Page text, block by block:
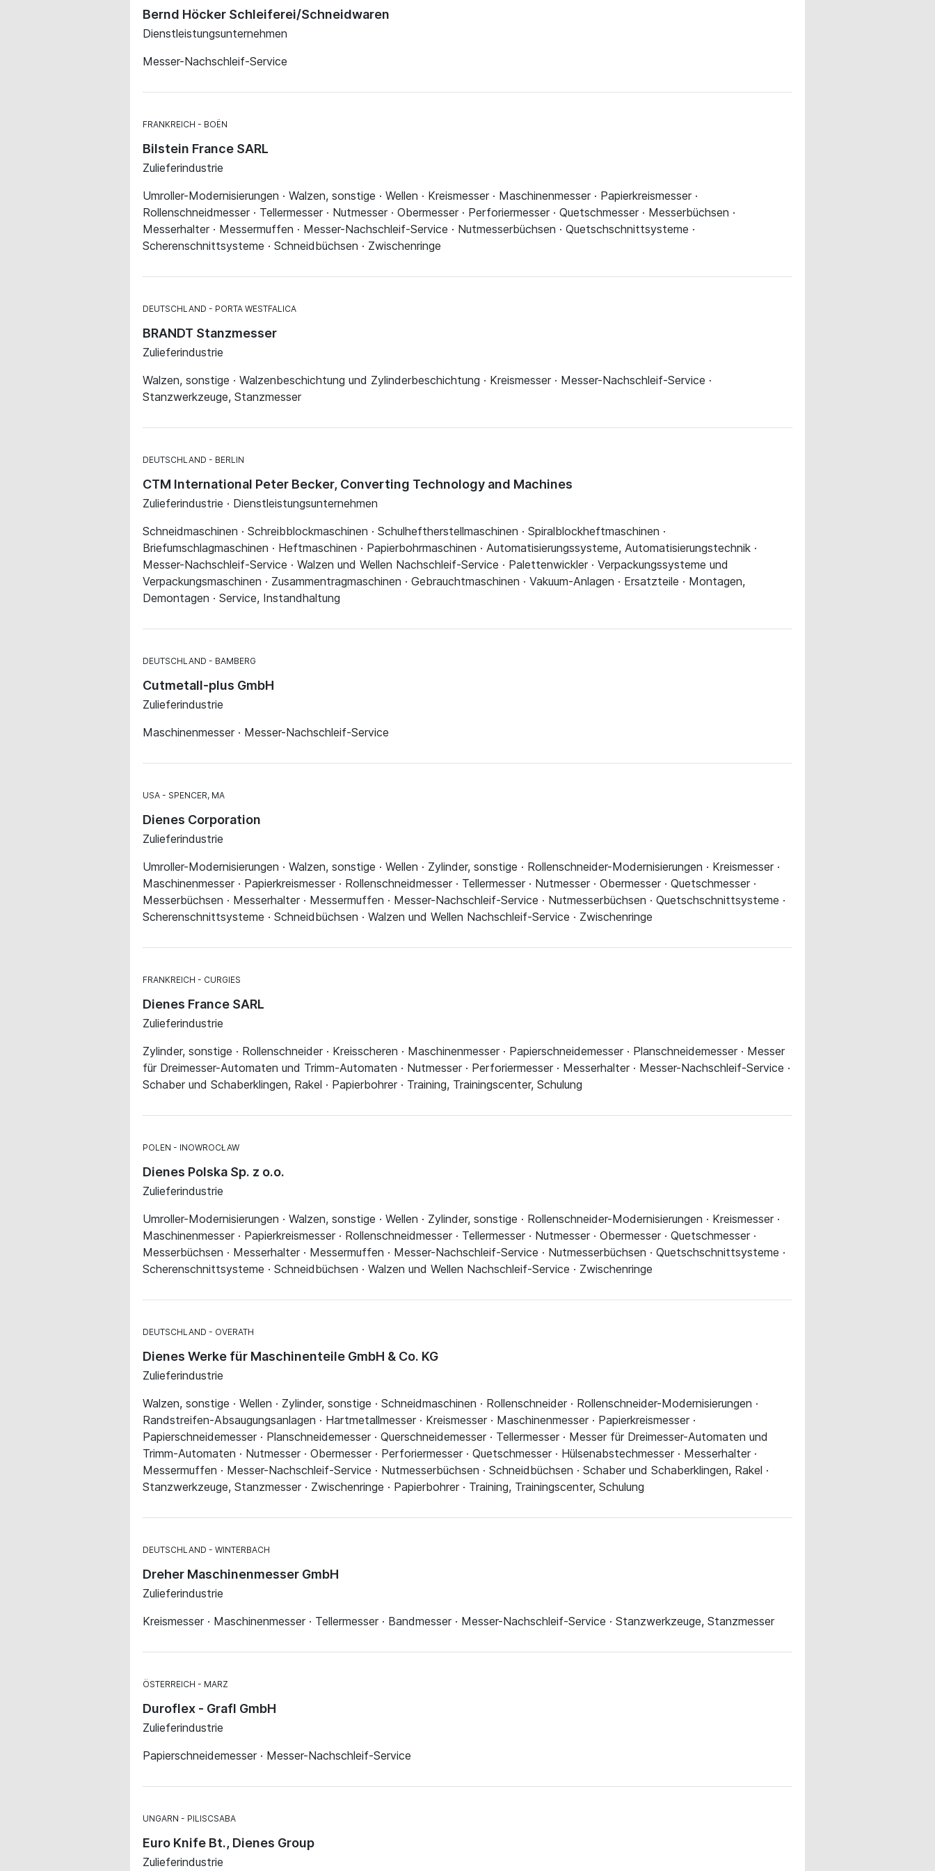
Bernd Höcker Schleiferei/Schneidwaren
Dienstleistungsunternehmen
Messer-Nachschleif-Service
FRANKREICH BOËN
Bilstein France SARL
Zulieferindustrie
Umroller-Modernisierungen · Walzen, sonstige · Wellen · Kreismesser · Maschinenmesser · Papierkreismesser ·
Rollenschneidmesser · Tellermesser · Nutmesser · Obermesser · Perforiermesser · Quetschmesser · Messerbüchsen ·
Messerhalter · Messermuffen · Messer-Nachschleif-Service · Nutmesserbüchsen · Quetschschnittsysteme ·
Scherenschnittsysteme · Schneidbüchsen · Zwischenringe
DEUTSCHLAND PORTA WESTFALICA
BRANDT Stanzmesser
Zulieferindustrie
Walzen, sonstige · Walzenbeschichtung und Zylinderbeschichtung · Kreismesser · Messer-Nachschleif-Service ·
Stanzwerkzeuge, Stanzmesser
DEUTSCHLAND BERLIN
CTM International Peter Becker, Converting Technology and Machines
Zulieferindustrie · Dienstleistungsunternehmen
Schneidmaschinen · Schreibblockmaschinen · Schulheftherstellmaschinen · Spiralblockheftmaschinen ·
Briefumschlagmaschinen · Heftmaschinen · Papierbohrmaschinen · Automatisierungssysteme, Automatisierungstechnik ·
Messer-Nachschleif-Service · Walzen und Wellen Nachschleif-Service · Palettenwickler · Verpackungssysteme und
Verpackungsmaschinen · Zusammentragmaschinen · Gebrauchtmaschinen · Vakuum-Anlagen · Ersatzteile · Montagen,
Demontagen · Service, Instandhaltung
DEUTSCHLAND BAMBERG
Cutmetall-plus GmbH
Zulieferindustrie
Maschinenmesser · Messer-Nachschleif-Service
USA SPENCER, MA
Dienes Corporation
Zulieferindustrie
Umroller-Modernisierungen · Walzen, sonstige · Wellen · Zylinder, sonstige · Rollenschneider-Modernisierungen · Kreismesser ·
Maschinenmesser · Papierkreismesser · Rollenschneidmesser · Tellermesser · Nutmesser · Obermesser · Quetschmesser ·
Messerbüchsen · Messerhalter · Messermuffen · Messer-Nachschleif-Service · Nutmesserbüchsen · Quetschschnittsysteme ·
Scherenschnittsysteme · Schneidbüchsen · Walzen und Wellen Nachschleif-Service · Zwischenringe
FRANKREICH CURGIES
Dienes France SARL
Zulieferindustrie
Zylinder, sonstige · Rollenschneider · Kreisscheren · Maschinenmesser · Papierschneidemesser · Planschneidemesser · Messer
für Dreimesser-Automaten und Trimm-Automaten · Nutmesser · Perforiermesser · Messerhalter · Messer-Nachschleif-Service ·
Schaber und Schaberklingen, Rakel · Papierbohrer · Training, Trainingscenter, Schulung
POLEN INOWROCŁAW
Dienes Polska Sp. z o.o.
Zulieferindustrie
Umroller-Modernisierungen · Walzen, sonstige · Wellen · Zylinder, sonstige · Rollenschneider-Modernisierungen · Kreismesser ·
Maschinenmesser · Papierkreismesser · Rollenschneidmesser · Tellermesser · Nutmesser · Obermesser · Quetschmesser ·
Messerbüchsen · Messerhalter · Messermuffen · Messer-Nachschleif-Service · Nutmesserbüchsen · Quetschschnittsysteme ·
Scherenschnittsysteme · Schneidbüchsen · Walzen und Wellen Nachschleif-Service · Zwischenringe
DEUTSCHLAND OVERATH
Dienes Werke für Maschinenteile GmbH & Co. KG
Zulieferindustrie
Walzen, sonstige · Wellen · Zylinder, sonstige · Schneidmaschinen · Rollenschneider · Rollenschneider-Modernisierungen ·
Randstreifen-Absaugungsanlagen · Hartmetallmesser · Kreismesser · Maschinenmesser · Papierkreismesser ·
Papierschneidemesser · Planschneidemesser · Querschneidemesser · Tellermesser · Messer für Dreimesser-Automaten und
Trimm-Automaten · Nutmesser · Obermesser · Perforiermesser · Quetschmesser · Hülsenabstechmesser · Messerhalter ·
Messermuffen · Messer-Nachschleif-Service · Nutmesserbüchsen · Schneidbüchsen · Schaber und Schaberklingen, Rakel ·
Stanzwerkzeuge, Stanzmesser · Zwischenringe · Papierbohrer · Training, Trainingscenter, Schulung
DEUTSCHLAND WINTERBACH
Dreher Maschinenmesser GmbH
Zulieferindustrie
Kreismesser · Maschinenmesser · Tellermesser · Bandmesser · Messer-Nachschleif-Service · Stanzwerkzeuge, Stanzmesser
ÖSTERREICH MARZ
Duroflex - Grafl GmbH
Zulieferindustrie
Papierschneidemesser · Messer-Nachschleif-Service
UNGARN PILISCSABA
Euro Knife Bt., Dienes Group
Zulieferindustrie